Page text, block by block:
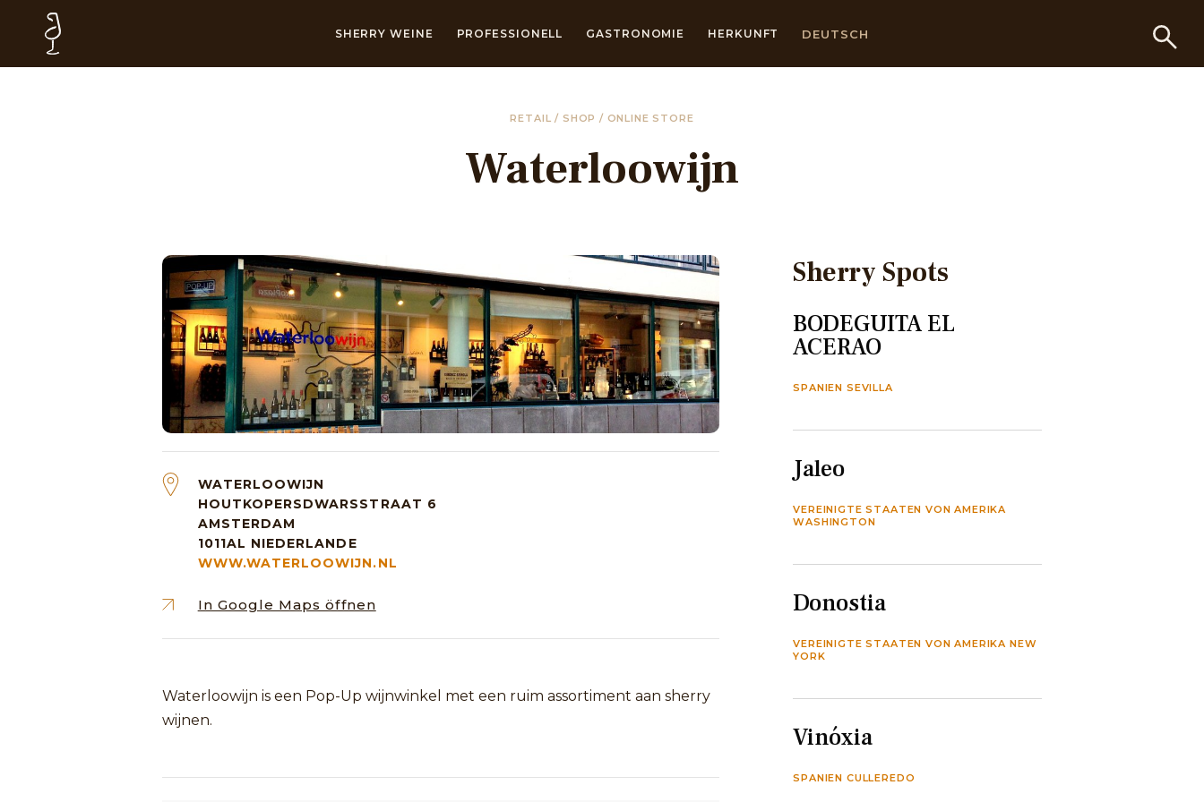
SHERRY WEINE PROFESSIONELL GASTRONOMIE HERKUNFT DEUTSCH
RETAIL / SHOP / ONLINE STORE
Waterloowijn
WATERLOOWIJN
HOUTKOPERSDWARSSTRAAT 6
AMSTERDAM
1011AL NIEDERLANDE
WWW.WATERLOOWIJN.NL
In Google Maps öffnen
Waterloowijn is een Pop-Up wijnwinkel met een ruim assortiment aan sherry
wijnen.
Sherry Spots
BODEGUITA EL
ACERAO
SPANIEN SEVILLA
Jaleo
VEREINIGTE STAATEN VON AMERIKA
WASHINGTON
Donostia
VEREINIGTE STAATEN VON AMERIKA NEW
YORK
Vinóxia
SPANIEN CULLEREDO